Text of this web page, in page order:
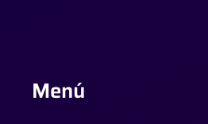
Menú